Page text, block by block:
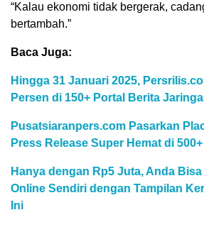
“Kalau ekonomi tidak bergerak,
bertambah.”
Baca Juga:
Hingga 31 Januari 2025,
Persen di 150+ Portal Berita
Pusatsiaranpers.com Pasarkan
Press Release Super Hemat di
Hanya dengan Rp5 Juta, Anda
Online Sendiri dengan Tampilan
Ini